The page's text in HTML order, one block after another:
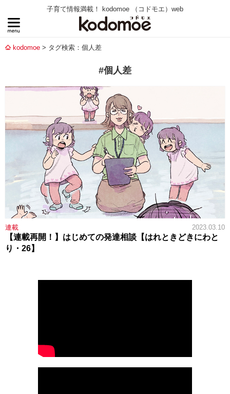
子育て情報満載！ kodomoe （コドモエ）web
kodomoe タグ検索：個人差
#個人差
連載 2023.03.10
【連載再開！】はじめての発達相談【はれときどきにわと
り・26】